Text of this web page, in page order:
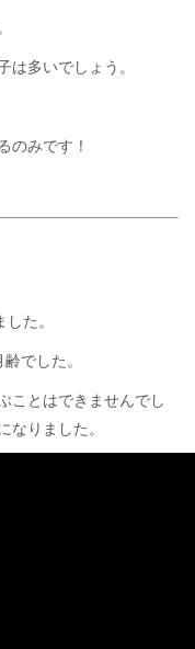
多いでしょう。
のみです！
た。
でした。
ことはできませんでし
りました。